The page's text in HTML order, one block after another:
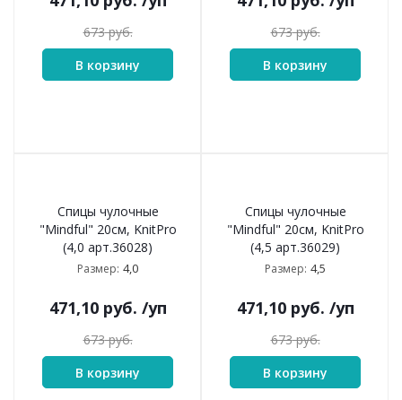
673руб.
В корзину
673руб.
В корзину
Спицы чулочные
"Mindful" 20см, KnitPro
(4,0 арт.36028)
Размер: 4,0
471,10руб. /уп
673руб.
В корзину
Спицы чулочные
"Mindful" 20см, KnitPro
(4,5 арт.36029)
Размер: 4,5
471,10руб. /уп
673руб.
В корзину